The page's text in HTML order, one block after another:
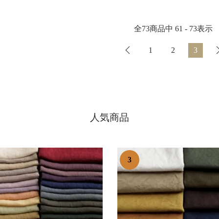
全73商品中 61 - 73表示
1 2 3
人気商品
3